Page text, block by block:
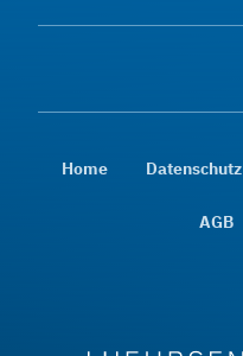
Home Datenschutz
AGB